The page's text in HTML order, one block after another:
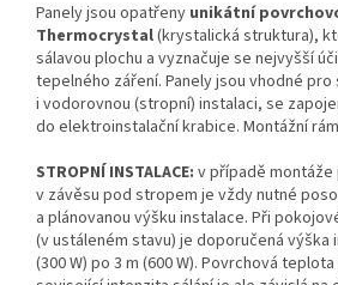
Panely jsou opatřeny unikátní
Thermocrystal(krystalická struktura),
sálavou plochu a vyznačuje se nejvyšší
tepelného záření. Panely jsou vhodné pro
i vodorovnou (stropní) instalaci, se
do elektroinstalační krabice. Montážní
STROPNÍ INSTALACE: v případě montáže
v závěsu pod stropem je vždy nutné
a plánovanou výšku instalace. Při
(v ustáleném stavu) je doporučená výška
(300 W) po 3 m (600 W). Povrchová